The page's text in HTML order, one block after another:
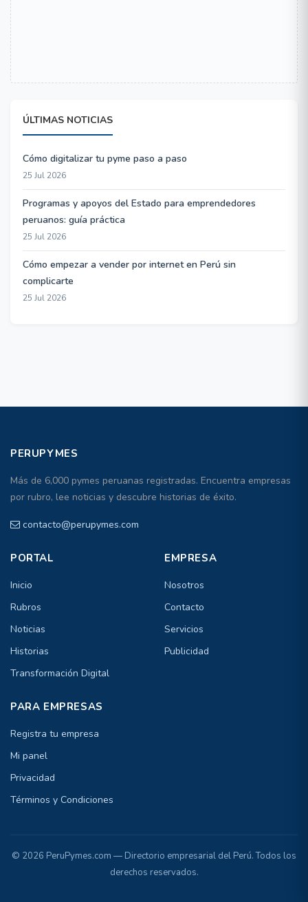
ÚLTIMAS NOTICIAS
Cómo digitalizar tu pyme paso a paso
25 Jul 2026
Programas y apoyos del Estado para emprendedores
peruanos: guía práctica
25 Jul 2026
Cómo empezar a vender por internet en Perú sin
complicarte
25 Jul 2026
PERUPYMES
Más de 6,000 pymes peruanas registradas. Encuentra empresas
por rubro, lee noticias y descubre historias de éxito.
contacto@perupymes.com
PORTAL
Inicio
Rubros
Noticias
Historias
Transformación Digital
EMPRESA
Nosotros
Contacto
Servicios
Publicidad
PARA EMPRESAS
Registra tu empresa
Mi panel
Privacidad
Términos y Condiciones
© 2026 PeruPymes.com — Directorio empresarial del Perú. Todos los
derechos reservados.